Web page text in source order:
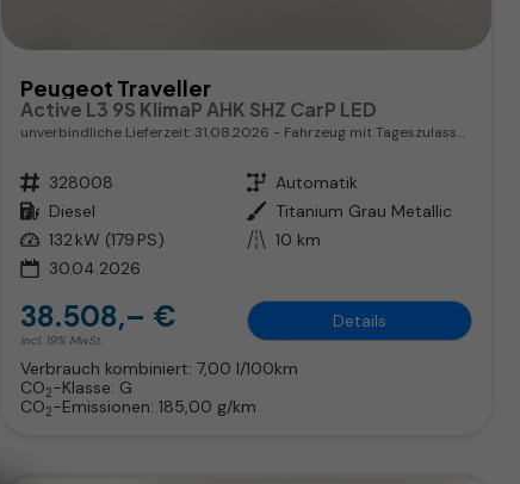
Peugeot Traveller
Active L3 9S KlimaP AHK SHZ CarP LED
unverbindliche Lieferzeit:31.08.2026 Fahrzeug mit Tageszulassung
Fahrzeugnr. 328008 Getriebe Automatik
Kraftstoff Diesel Außenfarbe Titanium Grau Metallic
Leistung 132 kW (179 PS) Kilometerstand 10 km
30.04.2026
38.508,– €
incl. 19% MwSt.
Details
Verbrauch kombiniert:7,00 l/100km
CO2-Klasse: G
CO2-Emissionen:185,00 g/km